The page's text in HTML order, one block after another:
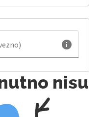
info
nisu